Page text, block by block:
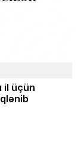
il üçün